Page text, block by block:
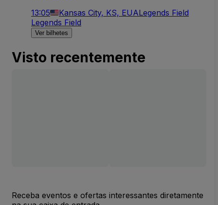
13:05 Kansas City, KS, EUALegends Field
Legends Field
Ver bilhetes
Visto recentemente
Receba eventos e ofertas interessantes diretamente